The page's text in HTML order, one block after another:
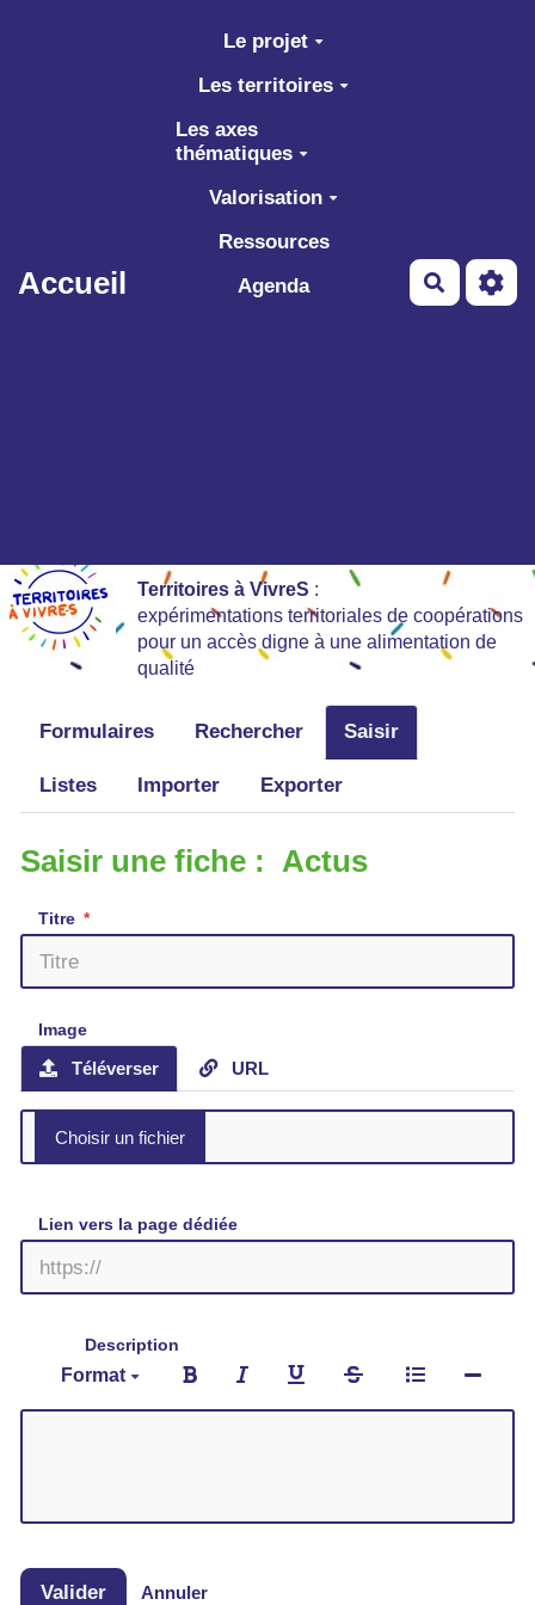
Aller au contenu principal
Accueil
Le projet
Les territoires
Les axes
thématiques
Valorisation
Ressources
Agenda
Territoires à VivreS :
expérimentations territoriales de coopérations
pour un accès digne à une alimentation de
qualité
Formulaires Rechercher Saisir
Listes Importer Exporter
Saisir une fiche : Actus
Titre
Image
Téléverser URL
Lien vers la page dédiée
Description
Format
Valider Annuler